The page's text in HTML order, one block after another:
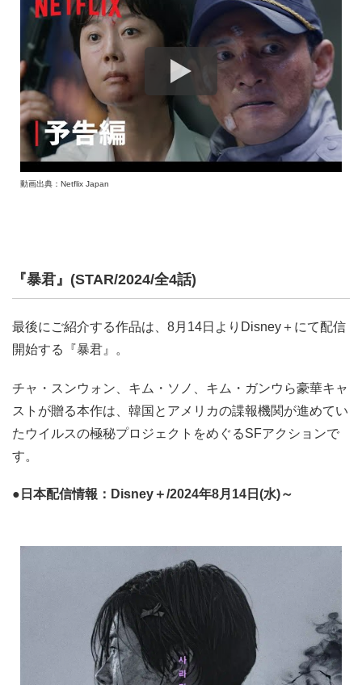
動画出典：Netflix Japan
『暴君』(STAR/2024/全4話)
最後にご紹介する作品は、8月14日よりDisney＋にて配信
開始する『暴君』。
チャ・スンウォン、キム・ソノ、キム・ガンウら豪華キャ
ストが贈る本作は、韓国とアメリカの諜報機関が進めてい
たウイルスの極秘プロジェクトをめぐるSFアクションで
す。
●日本配信情報：Disney＋/2024年8月14日(水)～